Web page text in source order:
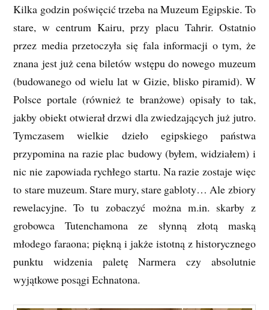
Kilka godzin poświęcić trzeba na Muzeum Egipskie. To
stare, w centrum Kairu, przy placu Tahrir. Ostatnio
przez media przetoczyła się fala informacji o tym, że
znana jest już cena biletów wstępu do nowego muzeum
(budowanego od wielu lat w Gizie, blisko piramid). W
Polsce portale (również te branżowe) opisały to tak,
jakby obiekt otwierał drzwi dla zwiedzających już jutro.
Tymczasem wielkie dzieło egipskiego państwa
przypomina na razie plac budowy (byłem, widziałem) i
nic nie zapowiada rychłego startu. Na razie zostaje więc
to stare muzeum. Stare mury, stare gabloty… Ale zbiory
rewelacyjne. To tu zobaczyć można m.in. skarby z
grobowca Tutenchamona ze słynną złotą maską
młodego faraona; piękną i jakże istotną z historycznego
punktu widzenia paletę Narmera czy absolutnie
wyjątkowe posągi Echnatona.